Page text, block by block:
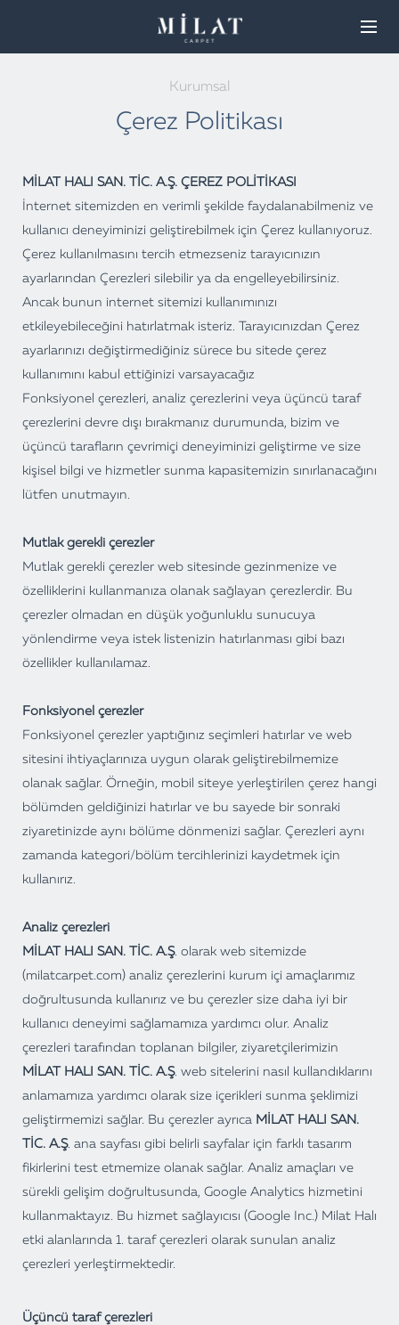
Kurumsal
Çerez Politikası
MİLAT HALI SAN. TİC. A.Ş. ÇEREZ POLİTİKASI
İnternet sitemizden en verimli şekilde faydalanabilmeniz ve
kullanıcı deneyiminizi geliştirebilmek için Çerez kullanıyoruz.
Çerez kullanılmasını tercih etmezseniz tarayıcınızın
ayarlarından Çerezleri silebilir ya da engelleyebilirsiniz.
Ancak bunun internet sitemizi kullanımınızı
etkileyebileceğini hatırlatmak isteriz. Tarayıcınızdan Çerez
ayarlarınızı değiştirmediğiniz sürece bu sitede çerez
kullanımını kabul ettiğinizi varsayacağız
Fonksiyonel çerezleri, analiz çerezlerini veya üçüncü taraf
çerezlerini devre dışı bırakmanız durumunda, bizim ve
üçüncü tarafların çevrimiçi deneyiminizi geliştirme ve size
kişisel bilgi ve hizmetler sunma kapasitemizin sınırlanacağını
lütfen unutmayın.
Mutlak gerekli çerezler
Mutlak gerekli çerezler web sitesinde gezinmenize ve
özelliklerini kullanmanıza olanak sağlayan çerezlerdir. Bu
çerezler olmadan en düşük yoğunluklu sunucuya
yönlendirme veya istek listenizin hatırlanması gibi bazı
özellikler kullanılamaz.
Fonksiyonel çerezler
Fonksiyonel çerezler yaptığınız seçimleri hatırlar ve web
sitesini ihtiyaçlarınıza uygun olarak geliştirebilmemize
olanak sağlar. Örneğin, mobil siteye yerleştirilen çerez hangi
bölümden geldiğinizi hatırlar ve bu sayede bir sonraki
ziyaretinizde aynı bölüme dönmenizi sağlar. Çerezleri aynı
zamanda kategori/bölüm tercihlerinizi kaydetmek için
kullanırız.
Analiz çerezleri
MİLAT HALI SAN. TİC. A.Ş. olarak web sitemizde
(milatcarpet.com) analiz çerezlerini kurum içi amaçlarımız
doğrultusunda kullanırız ve bu çerezler size daha iyi bir
kullanıcı deneyimi sağlamamıza yardımcı olur. Analiz
çerezleri tarafından toplanan bilgiler, ziyaretçilerimizin
MİLAT HALI SAN. TİC. A.Ş. web sitelerini nasıl kullandıklarını
anlamamıza yardımcı olarak size içerikleri sunma şeklimizi
geliştirmemizi sağlar. Bu çerezler ayrıca MİLAT HALI SAN.
TİC. A.Ş. ana sayfası gibi belirli sayfalar için farklı tasarım
fikirlerini test etmemize olanak sağlar. Analiz amaçları ve
sürekli gelişim doğrultusunda, Google Analytics hizmetini
kullanmaktayız. Bu hizmet sağlayıcısı (Google Inc.) Milat Halı
etki alanlarında 1. taraf çerezleri olarak sunulan analiz
çerezleri yerleştirmektedir.
Üçüncü taraf çerezleri